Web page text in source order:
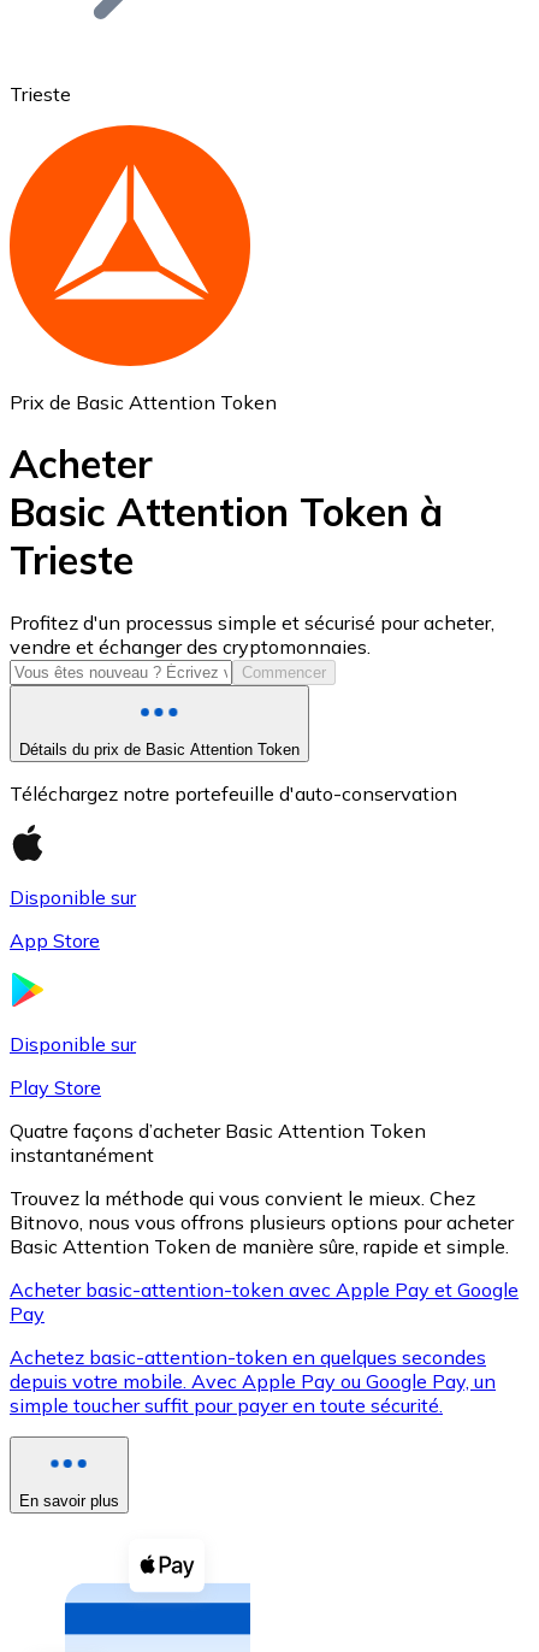
Ethereum
ETH
USD Coin
USDC
Voir toutes
Coupons crypto
Achetez des cryptomonnaies en espèces et d'autres
Virement SEPA
Trieste
Prix de Basic Attention Token
Acheter
Basic Attention Token à
Trieste
Profitez d'un processus simple et sécurisé pour acheter,
vendre et échanger des cryptomonnaies.
Commencer
Détails du prix de Basic Attention Token
Téléchargez notre portefeuille d'auto-conservation
Disponible sur
App Store
Disponible sur
Play Store
Quatre façons d’acheter Basic Attention Token
instantanément
Trouvez la méthode qui vous convient le mieux. Chez
Bitnovo, nous vous offrons plusieurs options pour acheter
Basic Attention Token de manière sûre, rapide et simple.
Acheter basic-attention-token avec Apple Pay et Google
Pay
Achetez basic-attention-token en quelques secondes
depuis votre mobile. Avec Apple Pay ou Google Pay, un
simple toucher suffit pour payer en toute sécurité.
En savoir plus